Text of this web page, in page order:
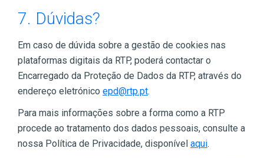
7. Dúvidas?
Em caso de dúvida sobre a gestão de cookies nas
plataformas digitais da RTP, poderá contactar o
Encarregado da Proteção de Dados da RTP, através do
endereço eletrónico epd@rtp.pt.
Para mais informações sobre a forma como a RTP
procede ao tratamento dos dados pessoais, consulte a
nossa Política de Privacidade, disponível aqui.